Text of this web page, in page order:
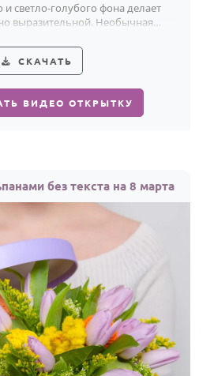
и светло-голубого фона делает
выразительной. Необычная
СКАЧАТЬ
ВИДЕО ОТКРЫТКУ
без текста на 8 марта